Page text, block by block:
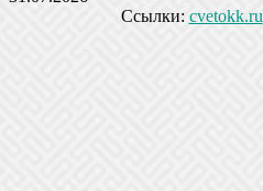
Ссылки: cvetokk.ru